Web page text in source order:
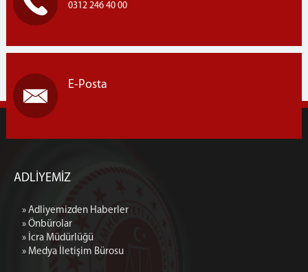
0312 246 40 00
E-Posta
ADLİYEMİZ
» Adliyemizden Haberler
» Önbürolar
» İcra Müdürlüğü
» Medya İletişim Bürosu